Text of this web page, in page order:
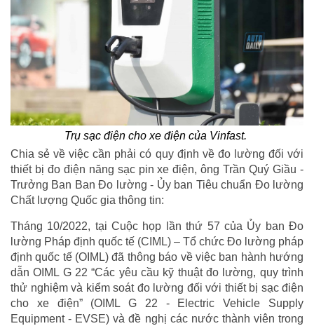
Trụ sạc điện cho xe điện của Vinfast.
Chia sẻ về việc cần phải có quy định về đo lường đối với
thiết bị đo điện năng sạc pin xe điện, ông Trần Quý Giầu -
Trưởng Ban Ban Đo lường - Ủy ban Tiêu chuẩn Đo lường
Chất lượng Quốc gia thông tin:
Tháng 10/2022, tại Cuộc họp lần thứ 57 của Ủy ban Đo
lường Pháp định quốc tế (CIML) – Tổ chức Đo lường pháp
định quốc tế (OIML) đã thông báo về việc ban hành hướng
dẫn OIML G 22 “Các yêu cầu kỹ thuật đo lường, quy trình
thử nghiệm và kiểm soát đo lường đối với thiết bị sạc điện
cho xe điện” (OIML G 22 - Electric Vehicle Supply
Equipment - EVSE) và đề nghị các nước thành viên trong